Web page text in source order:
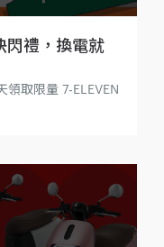
閃禮，換電就
領取限量 7-ELEVEN